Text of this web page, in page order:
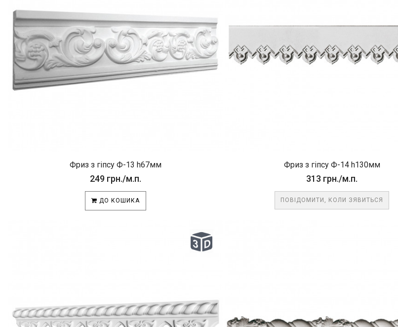
Фриз з гіпсу Ф-13 h67мм
249 грн./м.п.
ДО КОШИКА
Фриз з гіпсу Ф-14 h130мм
313 грн./м.п.
ПОВІДОМИТИ, КОЛИ ЗЯВИТЬСЯ